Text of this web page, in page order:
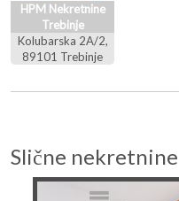
HPM Nekretnine
Trebinje
Kolubarska 2A/2,
89101 Trebinje
Slične nekretnine